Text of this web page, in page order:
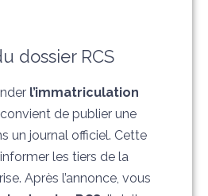
dossier RCS
l’immatriculation
de publier une
un journal officiel. Cette
les tiers de la
Après l’annonce, vous